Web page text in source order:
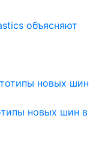
объясняют
новых шин в